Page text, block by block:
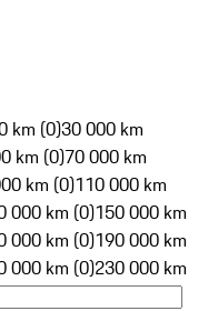
km (0)30 000 km
km (0)70 000 km
km (0)110 000 km
000 km (0)150 000 km
000 km (0)190 000 km
000 km (0)230 000 km